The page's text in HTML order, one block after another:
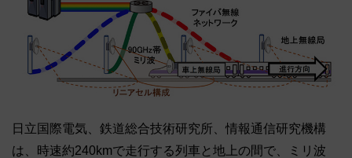
日立国際電気、鉄道総合技術研究所、情報通信研究機構
は、時速約240kmで走行する列車と地上の間で、ミリ波